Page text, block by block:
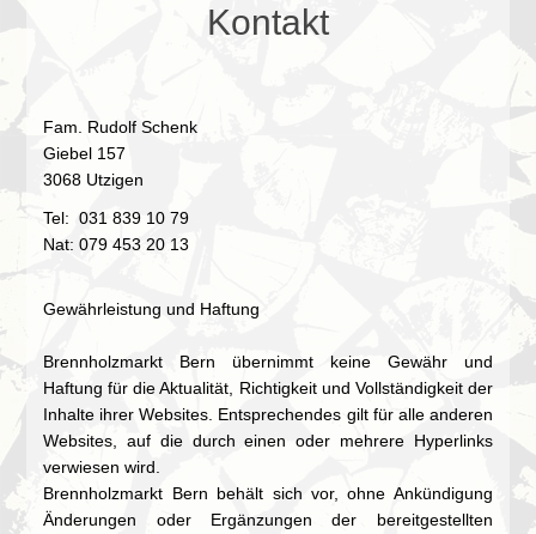
Kontakt
Fam. Rudolf Schenk
Giebel 157
3068 Utzigen
Tel: 031 839 10 79
Nat: 079 453 20 13
Gewährleistung und Haftung
Brennholzmarkt Bern übernimmt keine Gewähr und
Haftung für die Aktualität, Richtigkeit und Vollständigkeit der
Inhalte ihrer Websites. Entsprechendes gilt für alle anderen
Websites, auf die durch einen oder mehrere Hyperlinks
verwiesen wird.
Brennholzmarkt Bern behält sich vor, ohne Ankündigung
Änderungen oder Ergänzungen der bereitgestellten